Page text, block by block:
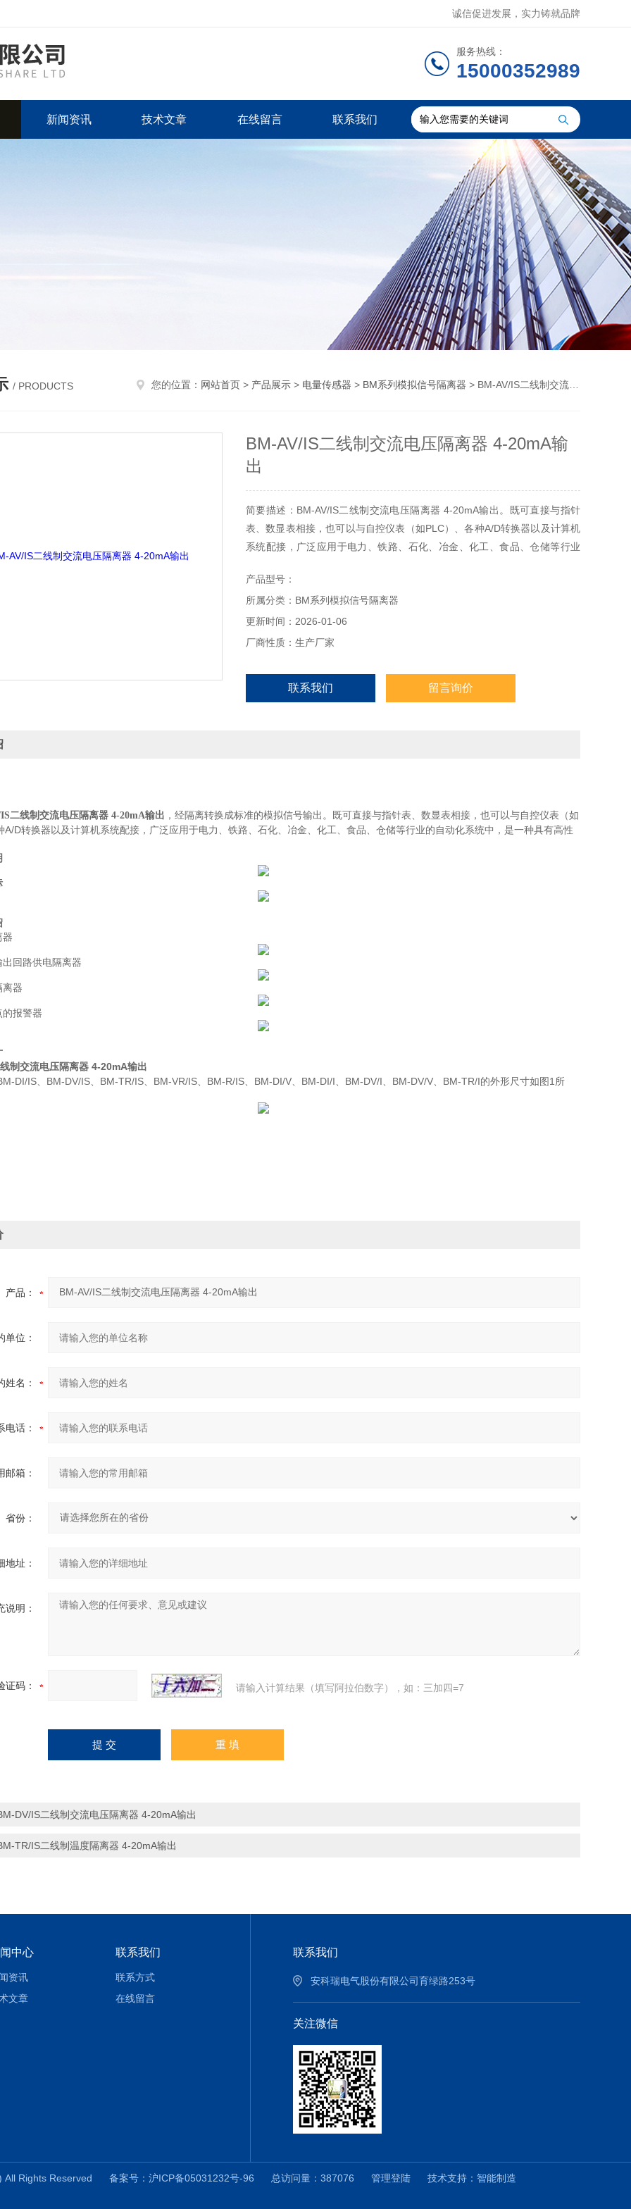
诚信促进发展，实力铸就品牌
服务热线：
15000352989
新闻资讯 技术文章 在线留言 联系我们
/ PRODUCTS 您的位置： 网站首页 > 产品展示 > 电量传感器 > BM系列模拟信号隔离器 > BM-AV/IS二线制交流电压隔离器 4-20mA输出
BM-AV/IS二线制交流电压隔离器 4-20mA输
出
简要描述：BM-AV/IS二线制交流电压隔离器 4-20mA输出。既可直接与指针
表、数显表相接，也可以与自控仪表（如PLC）、各种A/D转换器以及计算机
系统配接，广泛应用于电力、铁路、石化、冶金、化工、食品、仓储等行业
产品型号：
所属分类：BM系列模拟信号隔离器
更新时间：2026-01-06
厂商性质：生产厂家
联系我们 留言询价
二线制交流电压隔离器 4-20mA输出 ，经隔离转换成标准的模拟信号输出。既可直接与指针表、数显表相接，也可以与自控仪表（如
A/D转换器以及计算机系统配接，广泛应用于电力、铁路、石化、冶金、化工、食品、仓储等行业的自动化系统中，是一种具有高性
器
回路供电隔离器
离器
报警器
制交流电压隔离器 4-20mA输出
DI/IS、BM-DV/IS、BM-TR/IS、BM-VR/IS、BM-R/IS、BM-DI/V、BM-DI/I、BM-DV/I、BM-DV/V、BM-TR/I的外形尺寸如图1所
产品：
单位：
姓名：
电话：
邮箱：
省份：
地址：
说明：
证码： 请输入计算结果（填写阿拉伯数字），如：三加四=7
DV/IS二线制交流电压隔离器 4-20mA输出
TR/IS二线制温度隔离器 4-20mA输出
中心
资讯
文章
联系我们
联系方式
在线留言
联系我们
安科瑞电气股份有限公司育绿路253号
关注微信
All Rights Reserved 备案号：沪ICP备05031232号-96 总访问量：387076 管理登陆 技术支持： 智能制造